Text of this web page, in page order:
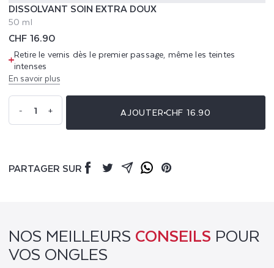
DISSOLVANT SOIN EXTRA DOUX
50 ml
Prix
CHF 16.90
Retire le vernis dès le premier passage, même les teintes
intenses
En savoir plus
Quantité
Réduire
quantité
- Augmenter
quantité
+ AJOUTER CHF 16.90
PARTAGER SUR FacebookTwitterMail WhatsappPinterest
NOS MEILLEURS CONSEILS POUR
VOS ONGLES